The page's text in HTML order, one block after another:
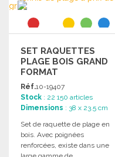
Demander un devis
SET RAQUETTES
PLAGE BOIS GRAND
FORMAT
Réf.10-19407
Stock : 22 150 articles
Dimensions : 38 x 23.5 cm
Set de raquette de plage en
bois. Avec poignées
renforcées, existe dans une